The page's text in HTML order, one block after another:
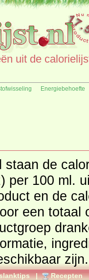
uit de
Energiebehoefte
staan de
per 100 ml.
en de
een totaal
zijn.
| Recepten